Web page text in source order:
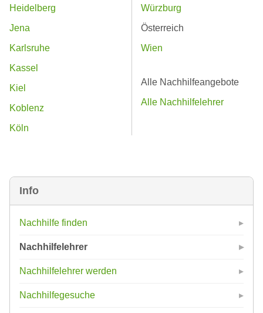
Info
Nachhilfe finden
Nachhilfelehrer
Nachhilfelehrer werden
Nachhilfegesuche
Heidelberg
Jena
Karlsruhe
Kassel
Kiel
Koblenz
Köln
Würzburg
Österreich
Wien
Alle Nachhilfeangebote
Alle Nachhilfelehrer